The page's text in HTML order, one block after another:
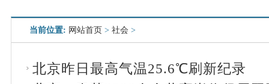
当前位置: 网站首页 > 社会 >
北京昨日最高气温25.6℃刷新纪录